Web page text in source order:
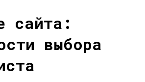
сайта:
выбора